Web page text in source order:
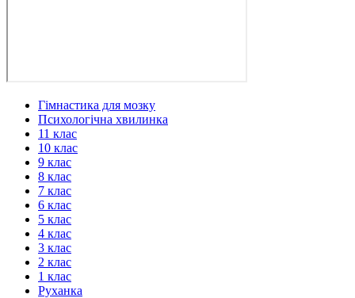
Гімнастика для мозку
Психологічна хвилинка
11 клас
10 клас
9 клас
8 клас
7 клас
6 клас
5 клас
4 клас
3 клас
2 клас
1 клас
Руханка